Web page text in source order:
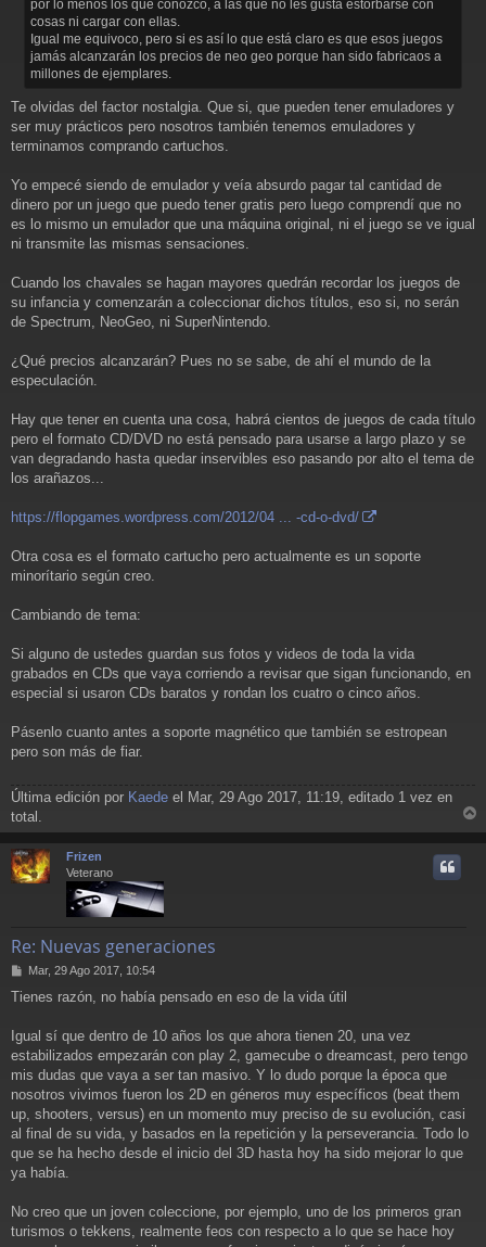
por lo menos los que conozco, a las que no les gusta estorbarse con
cosas ni cargar con ellas.
Igual me equivoco, pero si es así lo que está claro es que esos juegos
jamás alcanzarán los precios de neo geo porque han sido fabricaos a
millones de ejemplares.
Te olvidas del factor nostalgia. Que si, que pueden tener emuladores y
ser muy prácticos pero nosotros también tenemos emuladores y
terminamos comprando cartuchos.
Yo empecé siendo de emulador y veía absurdo pagar tal cantidad de
dinero por un juego que puedo tener gratis pero luego comprendí que no
es lo mismo un emulador que una máquina original, ni el juego se ve igual
ni transmite las mismas sensaciones.
Cuando los chavales se hagan mayores quedrán recordar los juegos de
su infancia y comenzarán a coleccionar dichos títulos, eso si, no serán
de Spectrum, NeoGeo, ni SuperNintendo.
¿Qué precios alcanzarán? Pues no se sabe, de ahí el mundo de la
especulación.
Hay que tener en cuenta una cosa, habrá cientos de juegos de cada título
pero el formato CD/DVD no está pensado para usarse a largo plazo y se
van degradando hasta quedar inservibles eso pasando por alto el tema de
los arañazos...
https://flopgames.wordpress.com/2012/04 ... -cd-o-dvd/
Otra cosa es el formato cartucho pero actualmente es un soporte
minorítario según creo.
Cambiando de tema:
Si alguno de ustedes guardan sus fotos y videos de toda la vida
grabados en CDs que vaya corriendo a revisar que sigan funcionando, en
especial si usaron CDs baratos y rondan los cuatro o cinco años.
Pásenlo cuanto antes a soporte magnético que también se estropean
pero son más de fiar.
Última edición por Kaede el Mar, 29 Ago 2017, 11:19, editado 1 vez en
total.
r
Frizen
Veterano
Re: Nuevas generaciones
M
n
a
j
e
Mar, 29 Ago 2017, 10:54
Tienes razón, no había pensado en eso de la vida útil
Igual sí que dentro de 10 años los que ahora tienen 20, una vez
estabilizados empezarán con play 2, gamecube o dreamcast, pero tengo
mis dudas que vaya a ser tan masivo. Y lo dudo porque la época que
nosotros vivimos fueron los 2D en géneros muy específicos (beat them
up, shooters, versus) en un momento muy preciso de su evolución, casi
al final de su vida, y basados en la repetición y la perseverancia. Todo lo
que se ha hecho desde el inicio del 3D hasta hoy ha sido mejorar lo que
ya había.
No creo que un joven coleccione, por ejemplo, uno de los primeros gran
turismos o tekkens, realmente feos con respecto a lo que se hace hoy